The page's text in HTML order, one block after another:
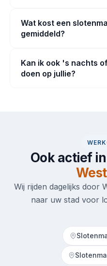
Wat kost een
gemiddeld?
Kan ik ook 's nachts
doen op jullie?
Ook actief
Wij rijden dagelijks door
naar uw stad voor